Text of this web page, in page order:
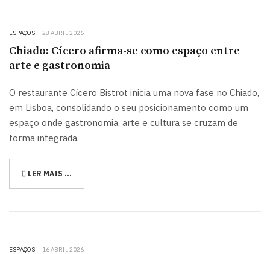
ESPAÇOS 28 ABRIL 2026
Chiado: Cícero afirma-se como espaço entre
arte e gastronomia
O restaurante Cícero Bistrot inicia uma nova fase no Chiado,
em Lisboa, consolidando o seu posicionamento como um
espaço onde gastronomia, arte e cultura se cruzam de
forma integrada.
LER MAIS …
ESPAÇOS 16 ABRIL 2026